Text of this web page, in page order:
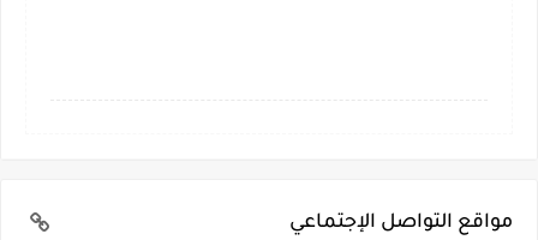
مواقع التواصل الإجتماعي